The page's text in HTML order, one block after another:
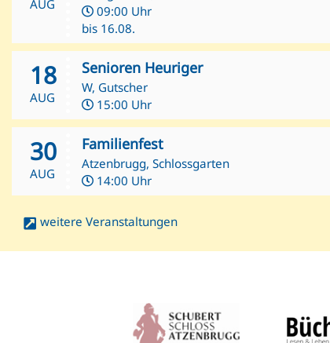
AUG
09:00 Uhr
bis 16.08.
18
AUG
Senioren Heuriger
W, Gutscher
15:00 Uhr
30
AUG
Familienfest
Atzenbrugg, Schlossgarten
14:00 Uhr
weitere Veranstaltungen